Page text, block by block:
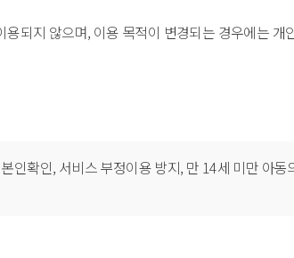
되지 않으며, 이용 목적이 변경되는 경우에는
인확인, 서비스 부정이용 방지, 만 14세 미만 아